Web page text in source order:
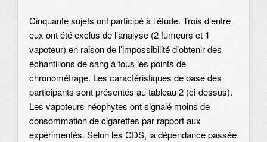
Cinquante sujets ont participé à l’étude. Trois d’entre
eux ont été exclus de l’analyse (2 fumeurs et 1
vapoteur) en raison de l’impossibilité d’obtenir des
échantillons de sang à tous les points de
chronométrage. Les caractéristiques de base des
participants sont présentés au tableau 2 (ci-dessus).
Les vapoteurs néophytes ont signalé moins de
consommation de cigarettes par rapport aux
expérimentés. Selon les CDS, la dépendance passée